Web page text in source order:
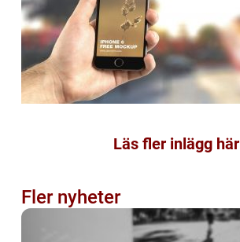
Läs fler inlägg här
Fler nyheter